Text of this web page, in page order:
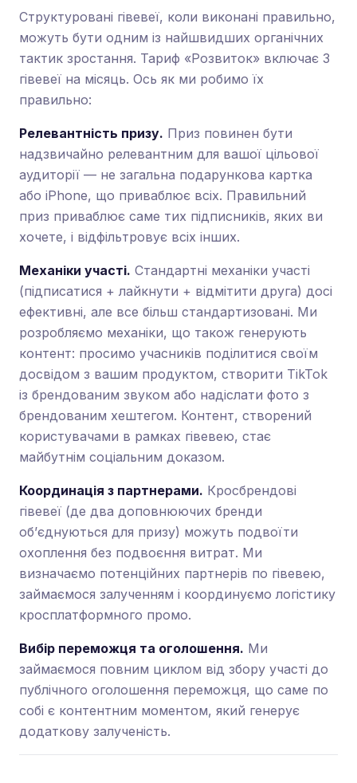
Структуровані гівевеї, коли виконані правильно,
можуть бути одним із найшвидших органічних
тактик зростання. Тариф «Розвиток» включає 3
гівевеї на місяць. Ось як ми робимо їх
правильно:
Релевантність призу. Приз повинен бути
надзвичайно релевантним для вашої цільової
аудиторії — не загальна подарункова картка
або iPhone, що приваблює всіх. Правильний
приз приваблює саме тих підписників, яких ви
хочете, і відфільтровує всіх інших.
Механіки участі. Стандартні механіки участі
(підписатися + лайкнути + відмітити друга) досі
ефективні, але все більш стандартизовані. Ми
розробляємо механіки, що також генерують
контент: просимо учасників поділитися своїм
досвідом з вашим продуктом, створити TikTok
із брендованим звуком або надіслати фото з
брендованим хештегом. Контент, створений
користувачами в рамках гівевею, стає
майбутнім соціальним доказом.
Координація з партнерами. Кросбрендові
гівевеї (де два доповнюючих бренди
об’єднуються для призу) можуть подвоїти
охоплення без подвоєння витрат. Ми
визначаємо потенційних партнерів по гівевею,
займаємося залученням і координуємо логістику
кросплатформного промо.
Вибір переможця та оголошення. Ми
займаємося повним циклом від збору участі до
публічного оголошення переможця, що саме по
собі є контентним моментом, який генерує
додаткову залученість.